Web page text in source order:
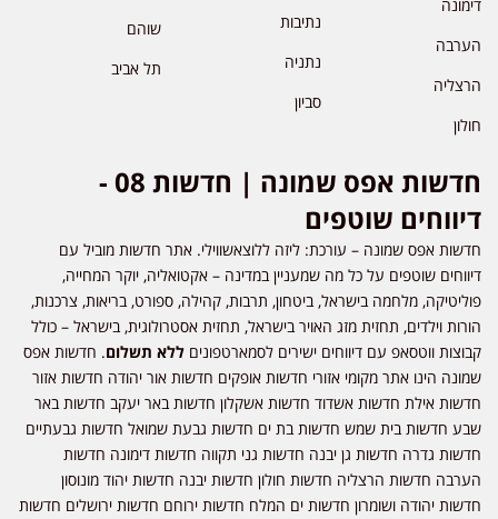
דימונה
הערבה
הרצליה
חולון
נתיבות
נתניה
סביון
שוהם
תל אביב
חדשות אפס שמונה | חדשות 08 -
דיווחים שוטפים
חדשות אפס שמונה – עורכת: ליזה ללוצאשווילי. אתר חדשות מוביל עם
דיווחים שוטפים על כל מה שמעניין במדינה – אקטואליה, יוקר המחייה,
פוליטיקה, מלחמה בישראל, ביטחון, תרבות, קהילה, ספורט, בריאות, צרכנות,
הורות וילדים, תחזית מזג האויר בישראל, תחזית אסטרולוגית, בישראל – כולל
קבוצות ווטסאפ עם דיווחים ישירים לסמארטפונים ללא תשלום. חדשות אפס
שמונה הינו אתר מקומי אזורי חדשות אופקים חדשות אור יהודה חדשות אזור
חדשות אילת חדשות אשדוד חדשות אשקלון חדשות באר יעקב חדשות באר
שבע חדשות בית שמש חדשות בת ים חדשות גבעת שמואל חדשות גבעתיים
חדשות גדרה חדשות גן יבנה חדשות גני תקווה חדשות דימונה חדשות
הערבה חדשות הרצליה חדשות חולון חדשות יבנה חדשות יהוד מונוסון
חדשות יהודה ושומרון חדשות ים המלח חדשות ירוחם חדשות ירושלים חדשות